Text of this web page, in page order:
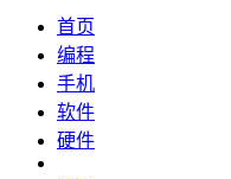
首页
编程
手机
软件
硬件